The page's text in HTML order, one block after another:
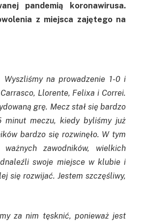
pandemią
koronawirusa.
z miejsca zajętego na
na prowadzenie 1-0 i
Carrasco, Llorente, Felixa i Correi.
grę. Mecz stał się bardzo
minut meczu, kiedy byliśmy już
bardzo się rozwinęło. W tym
zawodników, wielkich
swoje miejsce w klubie i
się rozwijać. Jestem szczęśliwy,
za nim tęsknić, ponieważ jest